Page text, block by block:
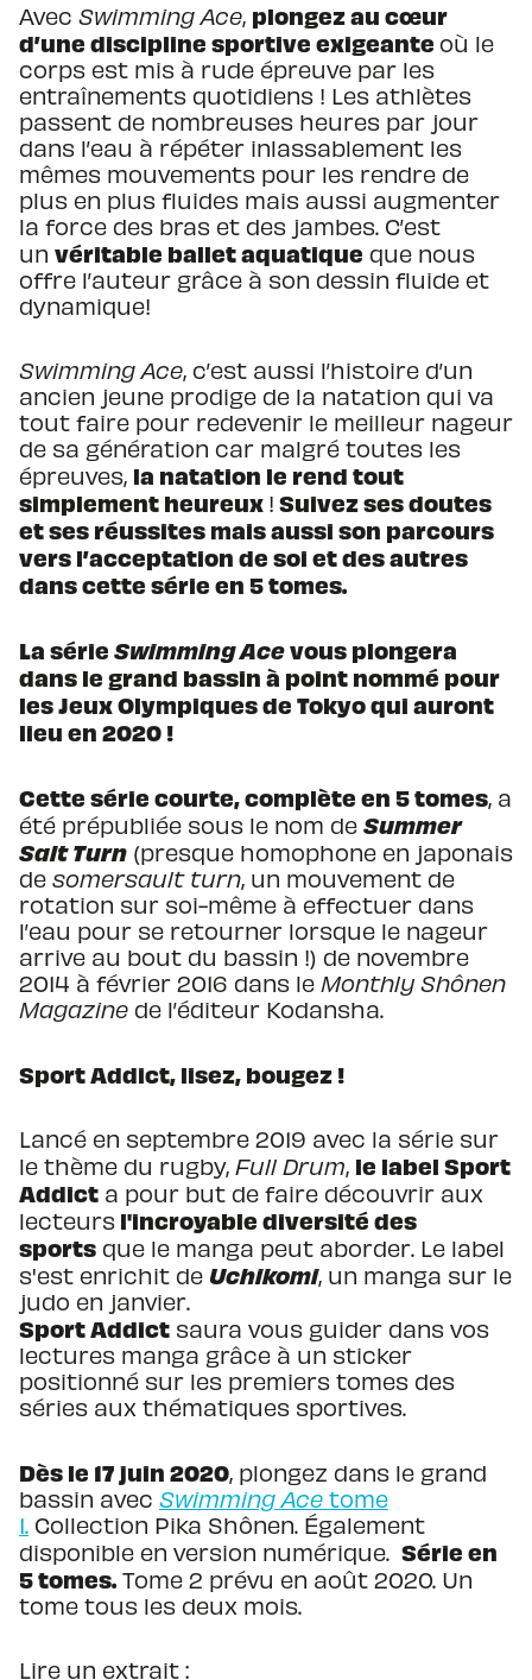
Avec Swimming Ace, plongez au cœur
d’une discipline sportive exigeante où le
corps est mis à rude épreuve par les
entraînements quotidiens ! Les athlètes
passent de nombreuses heures par jour
dans l’eau à répéter inlassablement les
mêmes mouvements pour les rendre de
plus en plus fluides mais aussi augmenter
la force des bras et des jambes. C’est
un véritable ballet aquatique que nous
offre l’auteur grâce à son dessin fluide et
dynamique!
Swimming Ace, c’est aussi l’histoire d’un
ancien jeune prodige de la natation qui va
tout faire pour redevenir le meilleur nageur
de sa génération car malgré toutes les
épreuves, la natation le rend tout
simplement heureux ! Suivez ses doutes
et ses réussites mais aussi son parcours
vers l’acceptation de soi et des autres
dans cette série en 5 tomes.
La série Swimming Acevous plongera
dans le grand bassin à point nommé pour
les Jeux Olympiques de Tokyo qui auront
lieu en 2020 !
Cette série courte, complète en 5 tomes, a
été prépubliée sous le nom de Summer
Salt Turn (presque homophone en japonais
de somersault turn, un mouvement de
rotation sur soi-même à effectuer dans
l’eau pour se retourner lorsque le nageur
arrive au bout du bassin !) de novembre
2014 à février 2016 dans le Monthly Shônen
Magazine de l’éditeur Kodansha.
Sport Addict, lisez, bougez !
Lancé en septembre 2019 avec la série sur
le thème du rugby, Full Drum, le label Sport
Addict a pour but de faire découvrir aux
lecteurs l'incroyable diversité des
sports que le manga peut aborder. Le label
s'est enrichit de Uchikomi, un manga sur le
judo en janvier.
Sport Addict saura vous guider dans vos
lectures manga grâce à un sticker
positionné sur les premiers tomes des
séries aux thématiques sportives.
Dès le 17 juin 2020, plongez dans le grand
bassin avec Swimming Ace tome
1. Collection Pika Shônen. Également
disponible en version numérique. Série en
5 tomes. Tome 2 prévu en août 2020. Un
tome tous les deux mois.
Lire un extrait :